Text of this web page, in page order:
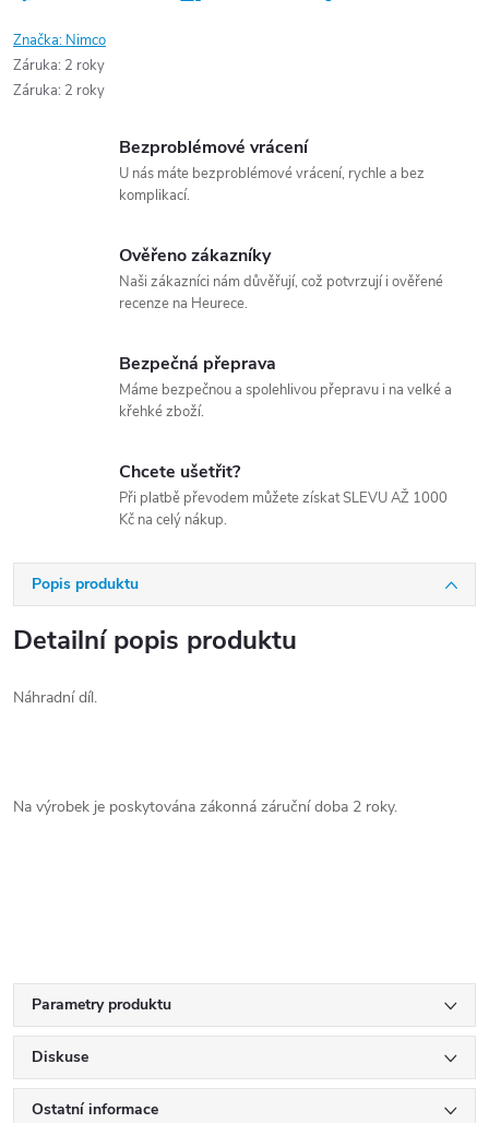
Značka: Nimco
Záruka: 2 roky
Záruka: 2 roky
Bezproblémové vrácení
U nás máte bezproblémové vrácení, rychle a bez
komplikací.
Ověřeno zákazníky
Naši zákazníci nám důvěřují, což potvrzují i ověřené
recenze na Heurece.
Bezpečná přeprava
Máme bezpečnou a spolehlivou přepravu i na velké a
křehké zboží.
Chcete ušetřit?
Při platbě převodem můžete získat SLEVU AŽ 1000
Kč na celý nákup.
Popis produktu
Detailní popis produktu
Náhradní díl.
Na výrobek je poskytována zákonná záruční doba 2 roky.
Parametry produktu
Diskuse
Ostatní informace